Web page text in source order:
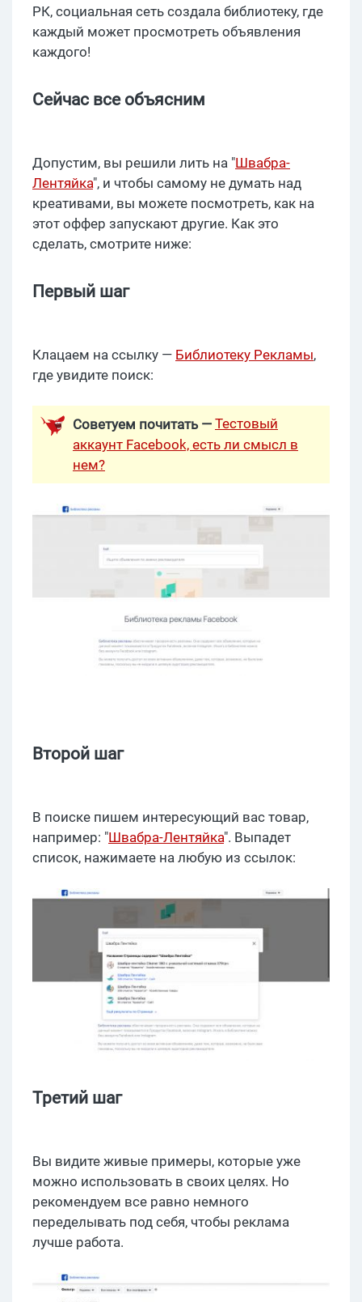
РК, социальная сеть создала библиотеку, где
каждый может просмотреть объявления
каждого!
Сейчас все объясним
Допустим, вы решили лить на "Швабра-
Лентяйка", и чтобы самому не думать над
креативами, вы можете посмотреть, как на
этот оффер запускают другие. Как это
сделать, смотрите ниже:
Первый шаг
Клацаем на ссылку — Библиотеку Рекламы,
где увидите поиск:
Советуем почитать — Тестовый
аккаунт Facebook, есть ли смысл в
нем?
Второй шаг
В поиске пишем интересующий вас товар,
например: "Швабра-Лентяйка". Выпадет
список, нажимаете на любую из ссылок:
Третий шаг
Вы видите живые примеры, которые уже
можно использовать в своих целях. Но
рекомендуем все равно немного
переделывать под себя, чтобы реклама
лучше работа.